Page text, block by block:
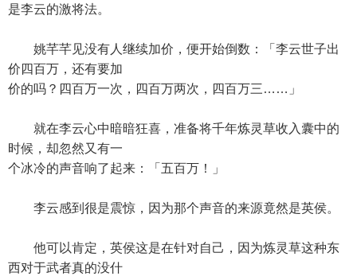
是李云的激将法。
姚芊芊见没有人继续加价，便开始倒数：「李云世子出
价四百万，还有要加
价的吗？四百万一次，四百万两次，四百万三……」
就在李云心中暗暗狂喜，准备将千年炼灵草收入囊中的
时候，却忽然又有一
个冰冷的声音响了起来：「五百万！」
李云感到很是震惊，因为那个声音的来源竟然是英侯。
他可以肯定，英侯这是在针对自己，因为炼灵草这种东
西对于武者真的没什